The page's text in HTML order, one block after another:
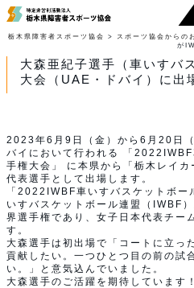
栃木県障害者スポーツ協会 > スポーツ協会からの
が
大森亜紀子選手（車いすバ
大会（UAE・ドバイ）に出
2023年6月9日（金）から6月20日
バイにおいて行われる 「
手権大会」 に本県から「栃木レイ
代表選手として出場します。
「2022IWBF車いすバスケットボー
いすバスケットボール連盟（IWBF
界選手権であり、女子日本代表チー
す。
大森選手は初出場で「コートに立っ
貢献したい。一つひとつ目の前の試
い。」と意気込んでいました。
大森選手のご活躍を期待しています！